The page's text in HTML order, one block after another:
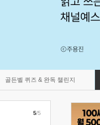
골든벨 퀴즈 & 완독 챌린지
5/5